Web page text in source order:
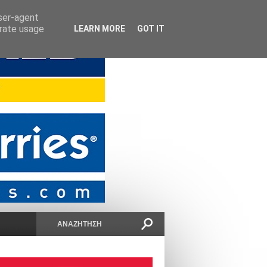
agent
usage
LEARN MORE GOT IT